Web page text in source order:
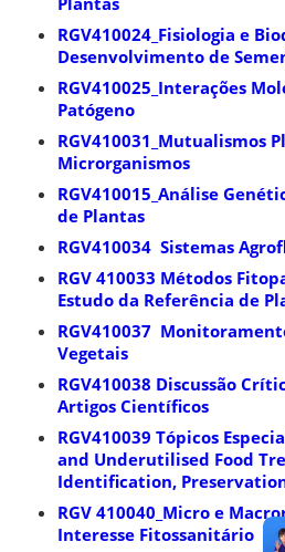
RGV410024_Fisiologia e
Desenvolvimento de
RGV410025_Interações
Patógeno
RGV410031_Mutualismos
Microrganismos
RGV410015_Análise
de Plantas
RGV410034 Sistemas
RGV 410033 Métodos
Estudo da Referência de
RGV410037
Vegetais
RGV410038 Discussão
Artigos Científicos
RGV410039 Tópicos
and Underutilised Food
Identification,
RGV 410040_Micro e
Interesse Fitossanitário